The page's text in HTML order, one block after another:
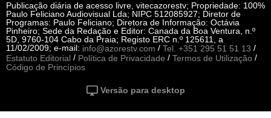
Publicação diária de acesso livre, vitecazorestv; Propriedade: 100%
Paulo Feliciano Audiovisual Lda; NIPC 512085927; Diretor de
Programas: Paulo Feliciano; Diretora de Informação: Octávia
Pinheiro; Sede da Redação e Editor: Canada da Boa Ventura, n.º
5D, 9760-104 Cabo da Praia; Registo ERC n.º 125611, a
11/02/2009; e-mail: info@azorestv.com / Tel. +351 295 51 51 13 /
Estatuto Editorial / Política de Privacidade / Termos de Utilização /
Código de Princípios
Versão para desktop